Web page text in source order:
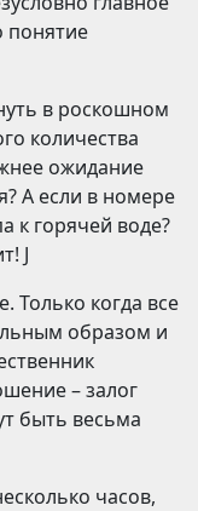
понятие
в роскошном
количества
ожидание
А если в номере
к горячей воде?
J
Только когда все
образом и
– залог
быть весьма
часов,